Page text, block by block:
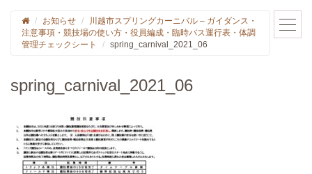
お知らせ
川越市スプリングカーニバル – ガイダンス・
注意事項・競技場の使い方・役員編成・臨時バス運行表・体調
管理チェックシート
spring_carnival_2021_06
spring_carnival_2021_06